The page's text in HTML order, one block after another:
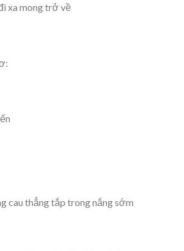
xa mong trở về
cau thẳng tắp trong nắng sớm